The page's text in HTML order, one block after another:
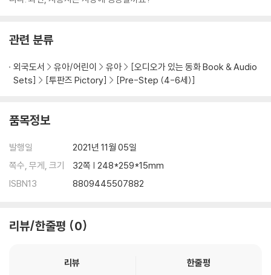
관련 분류
외국도서 유아/어린이 유아
[오디오가 있는 동화 Book & Audio
Sets]
[투판즈 Pictory] [Pre-Step (4-6세)]
품목정보
발행일
2021년 11월 05일
쪽수, 무게, 크기
32쪽 | 248*259*15mm
ISBN13
8809445507882
리뷰/한줄평 0
리뷰
한줄평